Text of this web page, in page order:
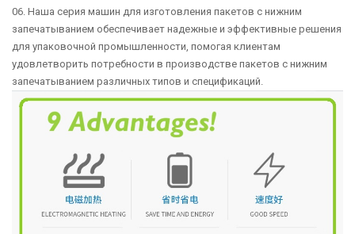
06. Наша серия машин для изготовления пакетов с нижним
запечатыванием обеспечивает надежные и эффективные решения
для упаковочной промышленности, помогая клиентам
удовлетворить потребности в производстве пакетов с нижним
запечатыванием различных типов и спецификаций.